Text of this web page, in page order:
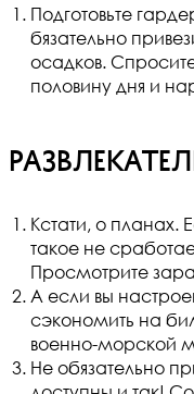
Подготовьте
бязательно
осадков.
половину дня и
Кстати, о
такое не
Просмотрите
А если вы
сэкономить на
военно-морской
Не обязательно